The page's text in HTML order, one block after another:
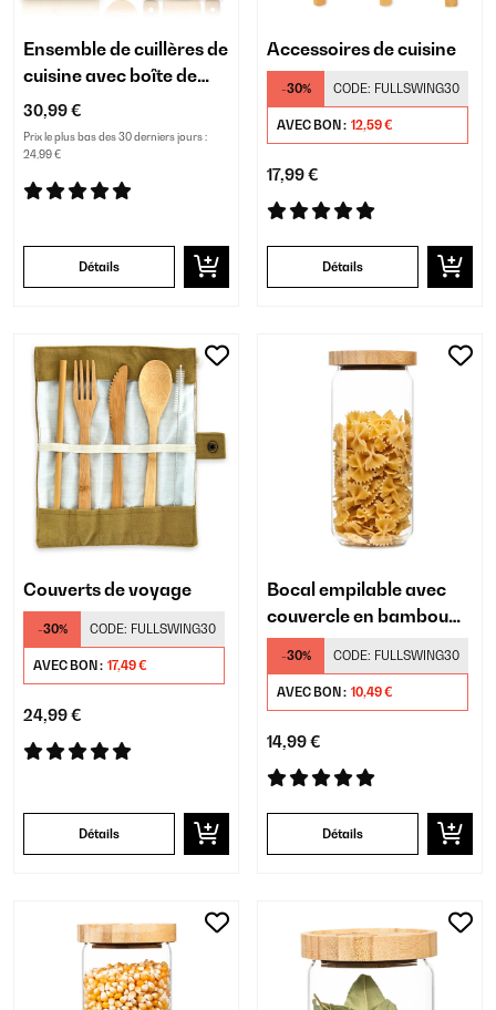
Ensemble de cuillères de
cuisine avec boîte de
rangement
30,99 €
Prix le plus bas des 30 derniers jours :
24,99 €
Détails
Accessoires de cuisine
-30% CODE: FULLSWING30
AVEC BON : 12,59 €
17,99 €
Détails
Couverts de voyage
-30% CODE: FULLSWING30
AVEC BON : 17,49 €
24,99 €
Détails
Bocal empilable avec
couvercle en bambou
1 000 ml
-30% CODE: FULLSWING30
AVEC BON : 10,49 €
14,99 €
Détails